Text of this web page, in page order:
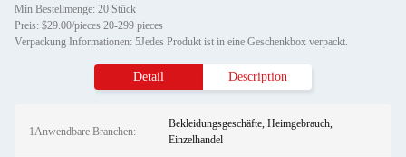
Min Bestellmenge: 20 Stück
Preis: $29.00/pieces 20-299 pieces
Verpackung Informationen: 5Jedes Produkt ist in eine Geschenkbox verpackt.
Detail Description
1Anwendbare Branchen:
Bekleidungsgeschäfte, Heimgebrauch,
Einzelhandel